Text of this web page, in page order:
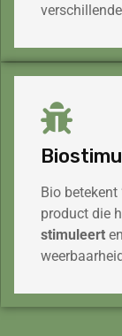
Bio betekent
product die
stimuleert